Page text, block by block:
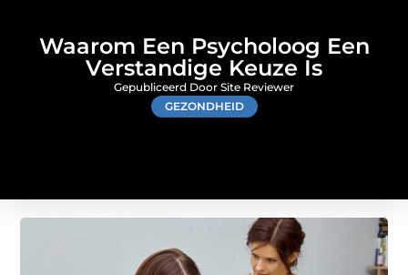
Waarom Een Psycholoog Een
Verstandige Keuze Is
GEZONDHEID
Gepubliceerd Door Site Reviewer